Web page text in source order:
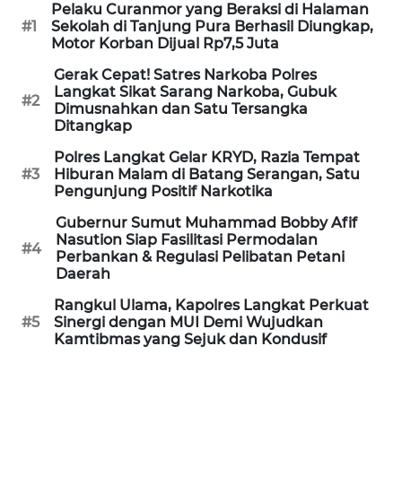
#1
Pelaku Curanmor yang Beraksi di Halaman
Sekolah di Tanjung Pura Berhasil Diungkap,
Motor Korban Dijual Rp7,5 Juta
#2
Gerak Cepat! Satres Narkoba Polres
Langkat Sikat Sarang Narkoba, Gubuk
Dimusnahkan dan Satu Tersangka
Ditangkap
#3
Polres Langkat Gelar KRYD, Razia Tempat
Hiburan Malam di Batang Serangan, Satu
Pengunjung Positif Narkotika
#4
Gubernur Sumut Muhammad Bobby Afif
Nasution Siap Fasilitasi Permodalan
Perbankan & Regulasi Pelibatan Petani
Daerah
#5
Rangkul Ulama, Kapolres Langkat Perkuat
Sinergi dengan MUI Demi Wujudkan
Kamtibmas yang Sejuk dan Kondusif
WN
RIAU
WN
SERAMBI
WN
JAMBI
WN
SULTRA
WN
NTB